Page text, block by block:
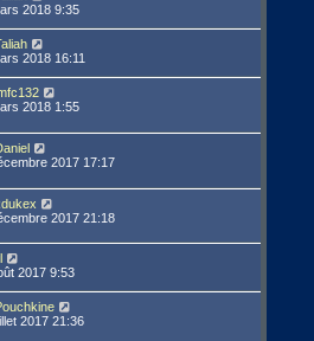
2018 9:35
2018 16:11
2018 1:55
2017 17:17
2017 21:18
2017 9:53
2017 21:36